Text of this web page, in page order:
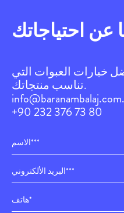
عن احتياجاتك
خيارات العبوات التي
تناسب منتجاتك.
+90 232 376 73 80